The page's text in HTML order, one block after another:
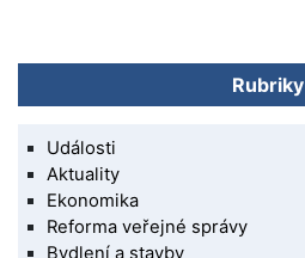
Rubriky
Události
Aktuality
Ekonomika
Reforma veřejné správy
Bydlení a stavby